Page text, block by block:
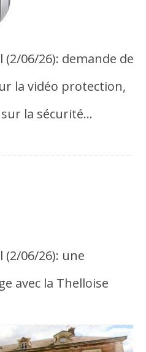
(2/06/26): demande de
la vidéo protection,
la sécurité…
(2/06/26): une
avec la Thelloise